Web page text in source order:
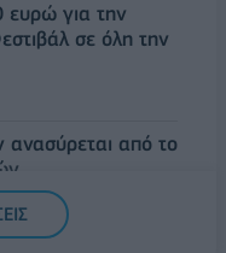
για την
σε όλη την
από το